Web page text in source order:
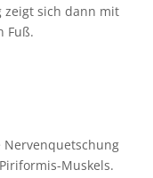
zeigt sich dann mit
Fuß.
Nervenquetschung
Muskels.